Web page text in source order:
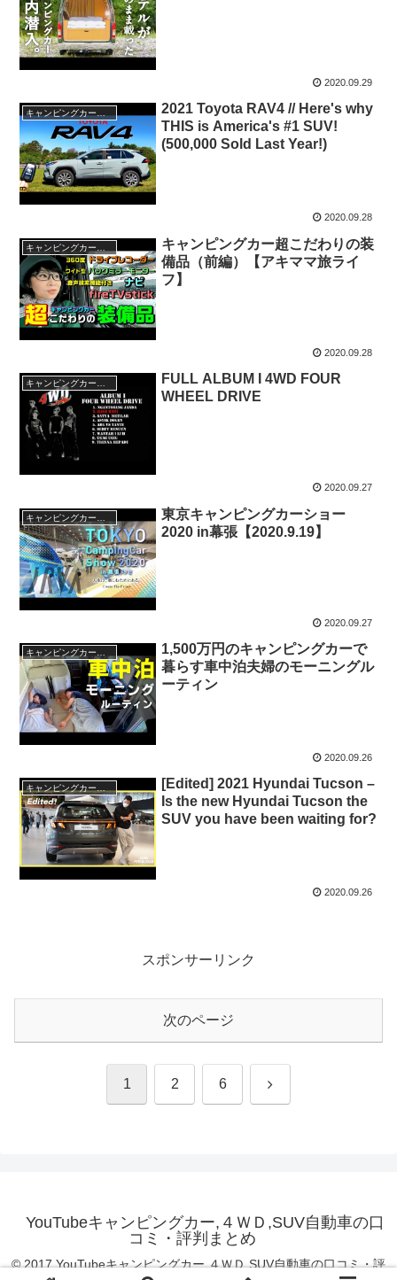
2020.09.29
2021 Toyota RAV4 // Here's why
THIS is America's #1 SUV!
(500,000 Sold Last Year!)
2020.09.28
キャンピングカー超こだわりの装
備品（前編）【アキママ旅ライ
フ】
2020.09.28
FULL ALBUM I 4WD FOUR
WHEEL DRIVE
2020.09.27
東京キャンピングカーショー
2020 in幕張【2020.9.19】
2020.09.27
キャンピングカー・SUV人気車種
1,500万円のキャンピングカーで
暮らす車中泊夫婦のモーニングル
ーティン
2020.09.26
[Edited] 2021 Hyundai Tucson –
Is the new Hyundai Tucson the
SUV you have been waiting for?
2020.09.26
スポンサーリンク
次のページ
1 2 6 次
YouTubeキャンピングカー,４ＷＤ,SUV自動車の口
コミ・評判まとめ
© 2017 YouTubeキャンピングカー,４ＷＤ,SUV自動車の口コミ・評